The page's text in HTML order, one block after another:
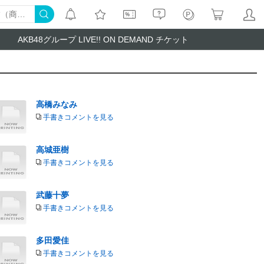
AKB48グループ LIVE!! ON DEMAND チケット
高橋みなみ
手書きコメントを見る
高城亜樹
手書きコメントを見る
武藤十夢
手書きコメントを見る
多田愛佳
手書きコメントを見る